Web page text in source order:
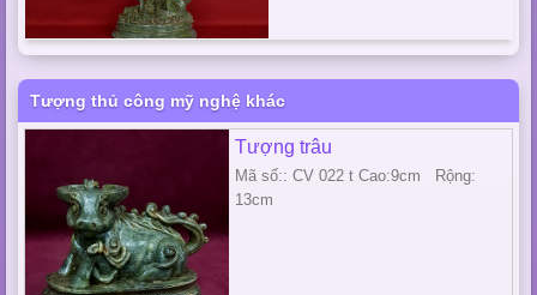
Tượng thủ công mỹ nghệ khác
Tượng trâu
Mã số:: CV 022 t Cao:9cm Rộng:
13cm